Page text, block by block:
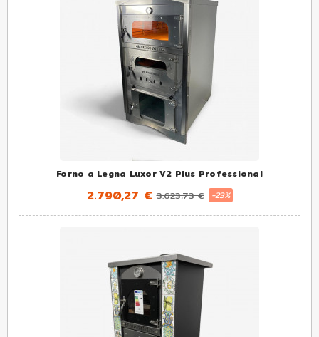
Forno a Legna Luxor V2 Plus Professional
2.790,27 € 3.623,73 € -23%